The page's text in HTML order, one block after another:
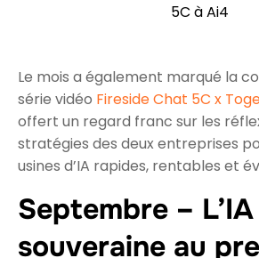
5C à Ai4
Le mois a également marqué la
série vidéo Fireside Chat 5C x
offert un regard franc sur les
stratégies des deux entreprises
usines d’IA rapides, rentables et
Septembre – L’IA
souveraine au